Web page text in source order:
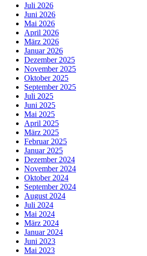
Juli 2026
Juni 2026
Mai 2026
April 2026
März 2026
Januar 2026
Dezember 2025
November 2025
Oktober 2025
September 2025
Juli 2025
Juni 2025
Mai 2025
April 2025
März 2025
Februar 2025
Januar 2025
Dezember 2024
November 2024
Oktober 2024
September 2024
August 2024
Juli 2024
Mai 2024
März 2024
Januar 2024
Juni 2023
Mai 2023